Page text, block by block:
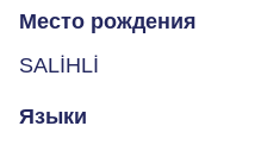
Место рождения
SALİHLİ
Языки